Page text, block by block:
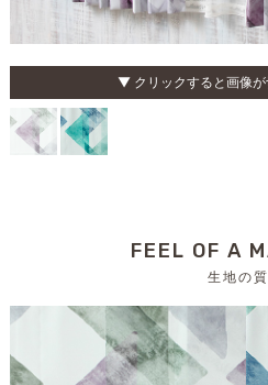
▼ クリックすると画像
FEEL OF A
生地の